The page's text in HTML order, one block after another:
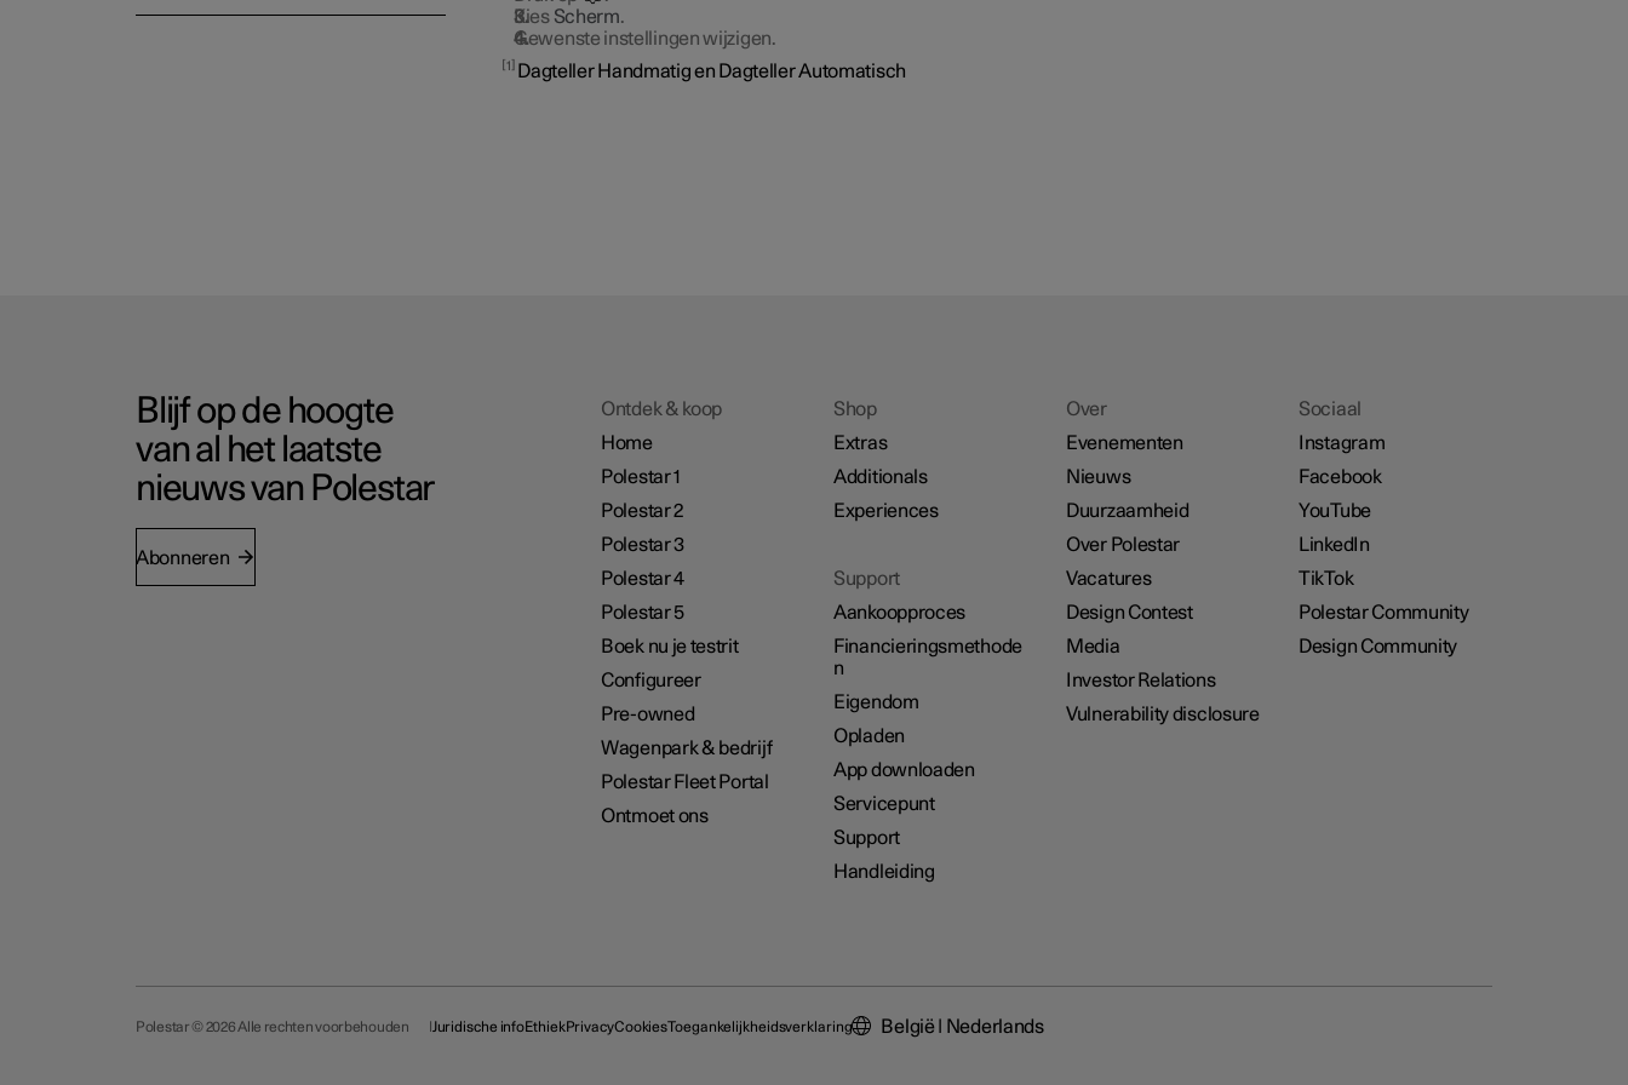
Kies Scherm.
Gewenste instellingen wijzigen.
1 Dagteller Handmatig en Dagteller Automatisch
Blijf op de hoogte
van al het laatste
nieuws van Polestar
Abonneren
Ontdek & koop
Home
Polestar 1
Polestar 2
Polestar 3
Polestar 4
Polestar 5
Boek nu je testrit
Configureer
Pre-owned
Wagenpark & bedrijf
Polestar Fleet Portal
Ontmoet ons
Shop
Extras
Additionals
Experiences
Support
Aankoopproces
Financieringsmethode
n
Eigendom
Opladen
App downloaden
Servicepunt
Support
Handleiding
Over
Evenementen
Nieuws
Duurzaamheid
Over Polestar
Vacatures
Design Contest
Media
Investor Relations
Vulnerability disclosure
Sociaal
Instagram
Facebook
YouTube
LinkedIn
TikTok
Polestar Community
Design Community
Polestar © 2026 Alle rechten voorbehouden Juridische infoEthiekPrivacyCookiesToegankelijkheidsverklaring België | Nederlands